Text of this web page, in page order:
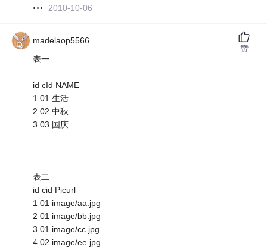
2010-10-06
madelaop5566
表一
id cId NAME
1 01 生活
2 02 中秋
3 03 国庆
表二
id cid Picurl
1 01 image/aa.jpg
2 01 image/bb.jpg
3 01 image/cc.jpg
4 02 image/ee.jpg
赞